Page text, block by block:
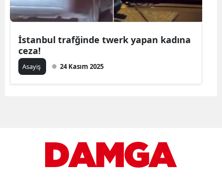
İstanbul trafğinde twerk yapan kadına
ceza!
Asayiş 24 Kasım 2025